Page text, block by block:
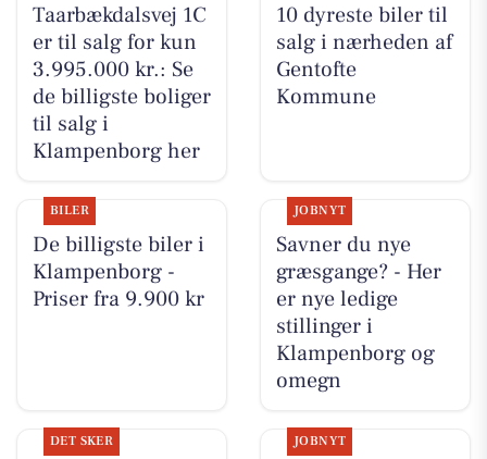
Taarbækdalsvej 1C
er til salg for kun
3.995.000 kr.: Se
de billigste boliger
til salg i
Klampenborg her
10 dyreste biler til
salg i nærheden af
Gentofte
Kommune
BILER
De billigste biler i
Klampenborg -
Priser fra 9.900 kr
JOBNYT
Savner du nye
græsgange? - Her
er nye ledige
stillinger i
Klampenborg og
omegn
DET SKER JOBNYT